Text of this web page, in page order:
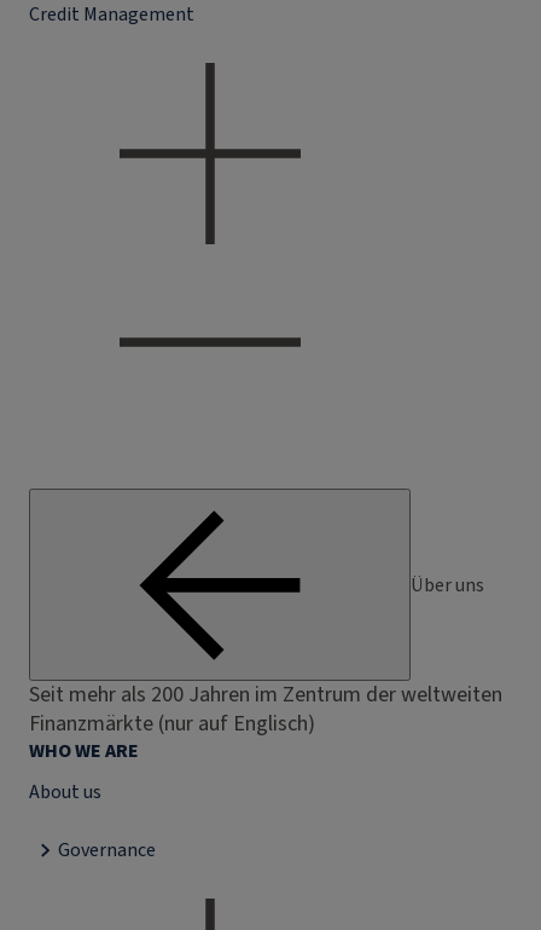
Credit Management
Über uns
Seit mehr als 200 Jahren im Zentrum der weltweiten
Finanzmärkte (nur auf Englisch)
WHO WE ARE
About us
Governance